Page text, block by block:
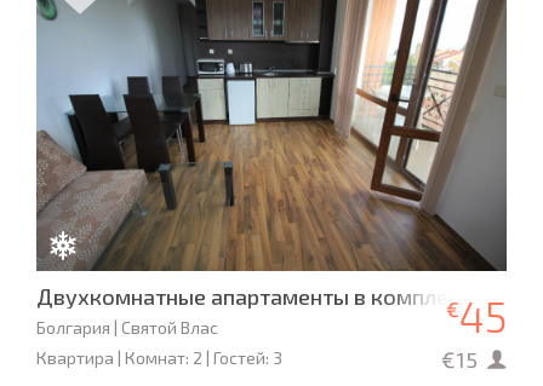
Двухкомнатные апартаменты в комплексе
Болгария | Святой Влас
Квартира | Комнат: 2 | Гостей: 3
€45
€15